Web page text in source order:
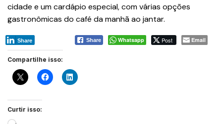
cidade e um cardápio especial, com várias opções
gastronômicas do café da manhã ao jantar.
Share Whatsapp Post Email
Share
Compartilhe isso:
Curtir isso: